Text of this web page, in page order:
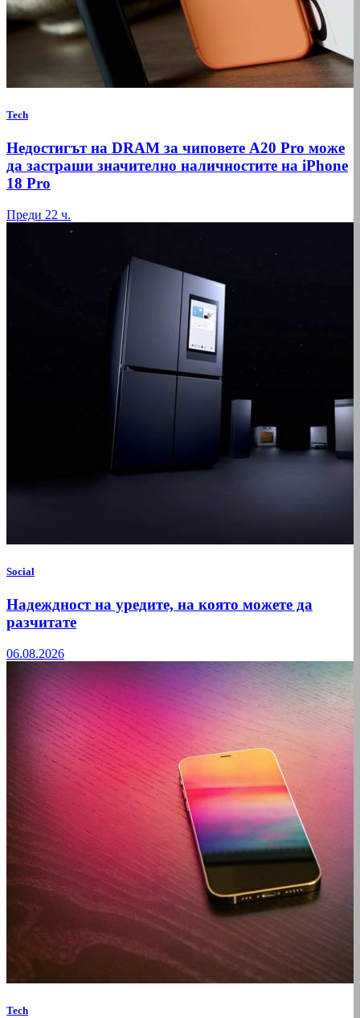
Tech
Недостигът на DRAM за чиповете A20 Pro може
да застраши значително наличностите на iPhone
18 Pro
Преди 22 ч.
Social
Надеждност на уредите, на която можете да
разчитате
06.08.2026
Tech